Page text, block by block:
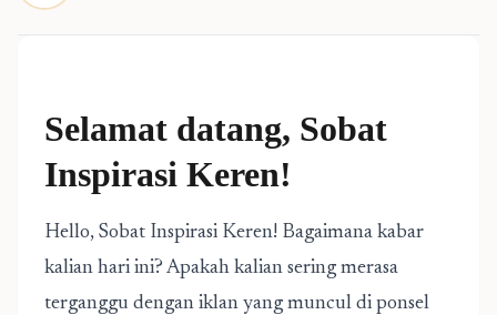
Selamat datang, Sobat
Inspirasi Keren!
Hello, Sobat Inspirasi Keren! Bagaimana kabar
kalian hari ini? Apakah kalian sering merasa
terganggu dengan iklan yang muncul di ponsel